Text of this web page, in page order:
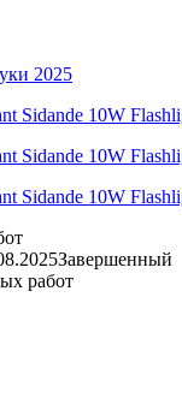
2025
Sidande 10W
Sidande 10W
Sidande 10W
Завершенный
работ